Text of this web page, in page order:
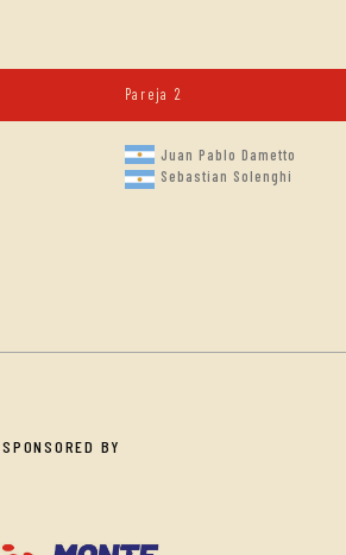
Pareja 2
Juan Pablo Dametto
Sebastian Solenghi
SPONSORED BY